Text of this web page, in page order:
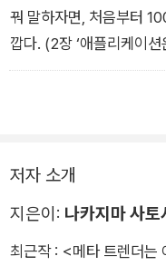
꿔 말하자면, 처음부터
깝다. (2장 ‘애플리케이
저자 소개
지은이: 나카지마 사토
최근작 : <메타 트렌더는